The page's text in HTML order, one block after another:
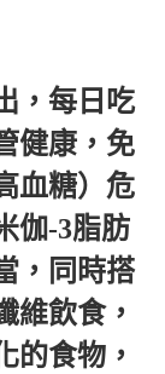
，每日吃
健康，免
血糖）危
伽-3脂肪
，同時搭
維飲食，
的食物，